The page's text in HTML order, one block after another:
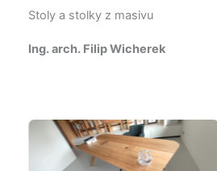
Stoly a stolky z masivu
Ing. arch. Filip Wicherek